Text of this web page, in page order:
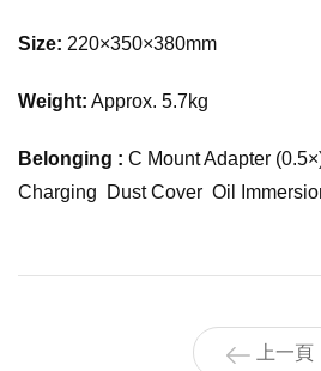
Size: 220×350×380mm
Weight: Approx. 5.7kg
Belonging : C Mount Adapter
Charging Dust Cover Oil
上一頁